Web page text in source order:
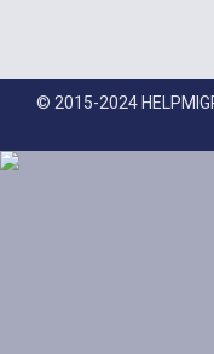
© 2015-2024